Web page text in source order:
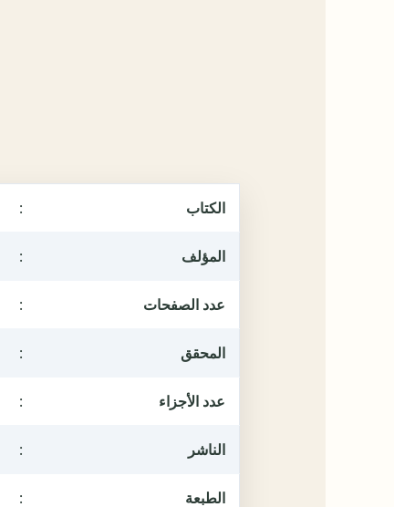
الكتاب :
المؤلف :
عدد الصفحات :
المحقق :
عدد الأجزاء :
الناشر :
الطبعة :